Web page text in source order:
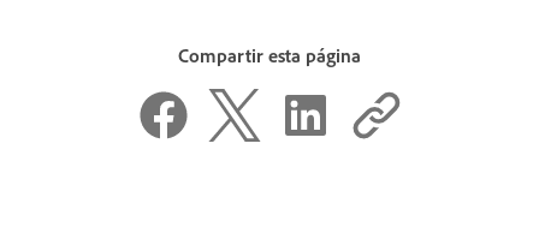
Compartir esta página